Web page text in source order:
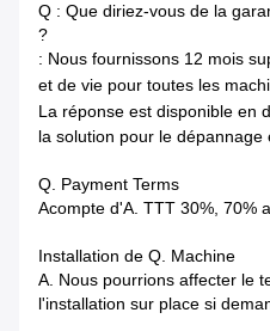
Q : Que diriez-vous de la
?
: Nous fournissons 12 mois
et de vie pour toutes les
La réponse est disponible en
la solution pour le
Q. Payment Terms
Acompte d'A. TTT 30%, 70%
Installation de Q. Machine
A. Nous pourrions affecter le
l'installation sur place si